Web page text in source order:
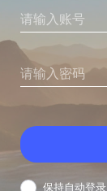
保持自动登录